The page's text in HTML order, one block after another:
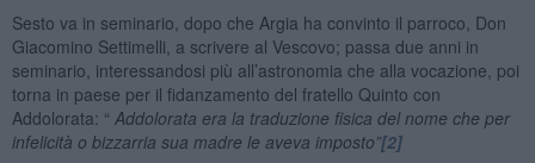
Sesto va in seminario, dopo che Argia ha convinto il parroco, Don
Giacomino Settimelli, a scrivere al Vescovo; passa due anni in
seminario, interessandosi più all’astronomia che alla vocazione, poi
torna in paese per il fidanzamento del fratello Quinto con
Addolorata: “ Addolorata era la traduzione fisica del nome che per
infelicità o bizzarria sua madre le aveva imposto”[2]